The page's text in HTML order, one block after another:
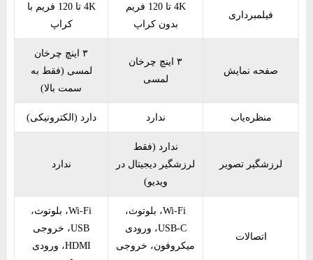
فیلمبرداری
4K تا 120 فریم
بدون کراپ
4K تا 120 فریم با
کراپ
صفحه نمایش
۳ اینچ چرخان
لمسی
۳ اینچ چرخان
لمسی (فقط به
سمت بالا)
منظره‌یاب ندارد دارد (الکترونیکی)
لرزشگیر تصویر
ندارد (فقط
لرزشگیر دیجیتال در
ویدیو)
ندارد
اتصالات
Wi-Fi، بلوتوث،
USB-C، ورودی
میکروفون، خروجی
Wi-Fi، بلوتوث،
USB، خروجی
HDMI، ورودی